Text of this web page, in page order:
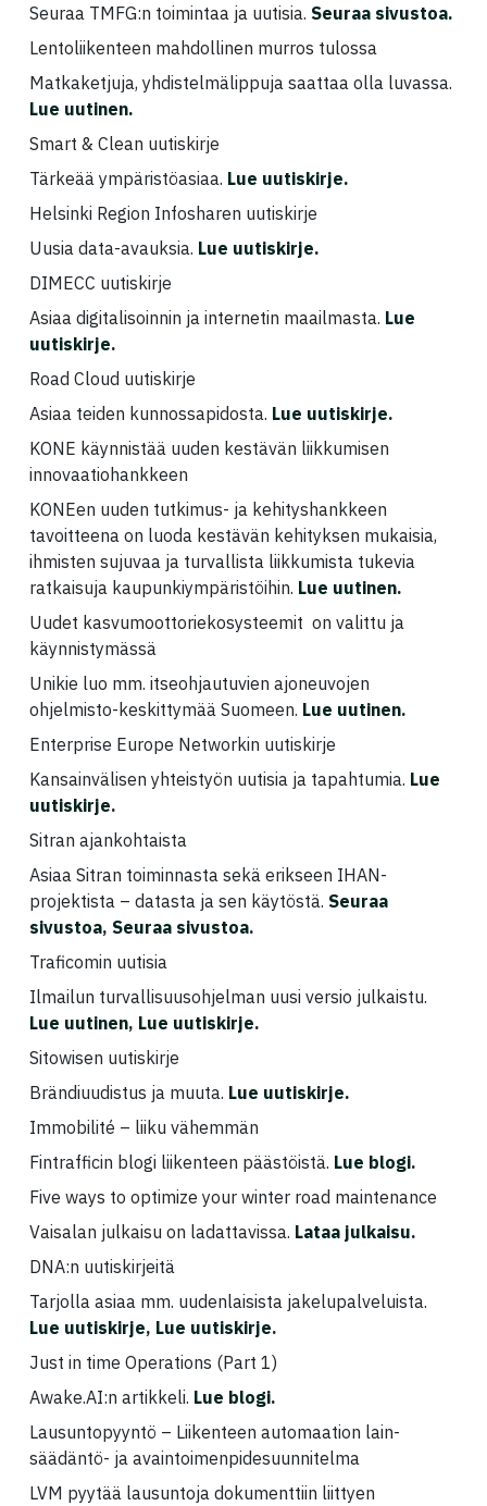
Seuraa TMFG:n toimintaa ja uutisia. Seuraa sivustoa.
Lentoliikenteen mahdollinen murros tulossa
Matkaketjuja, yhdistelmälippuja saattaa olla luvassa.
Lue uutinen.
Smart & Clean uutiskirje
Tärkeää ympäristöasiaa. Lue uutiskirje.
Helsinki Region Infosharen uutiskirje
Uusia data-avauksia. Lue uutiskirje.
DIMECC uutiskirje
Asiaa digitalisoinnin ja internetin maailmasta. Lue
uutiskirje.
Road Cloud uutiskirje
Asiaa teiden kunnossapidosta. Lue uutiskirje.
KONE käynnistää uuden kestävän liikkumisen
innovaatiohankkeen
KONEen uuden tutkimus- ja kehityshankkeen
tavoitteena on luoda kestävän kehityksen mukaisia,
ihmisten sujuvaa ja turvallista liikkumista tukevia
ratkaisuja kaupunkiympäristöihin. Lue uutinen.
Uudet kasvumoottoriekosysteemit on valittu ja
käynnistymässä
Unikie luo mm. itseohjautuvien ajoneuvojen
ohjelmisto-keskittymää Suomeen. Lue uutinen.
Enterprise Europe Networkin uutiskirje
Kansainvälisen yhteistyön uutisia ja tapahtumia. Lue
uutiskirje.
Sitran ajankohtaista
Asiaa Sitran toiminnasta sekä erikseen IHAN-
projektista – datasta ja sen käytöstä. Seuraa
sivustoa, Seuraa sivustoa.
Traficomin uutisia
Ilmailun turvallisuusohjelman uusi versio julkaistu.
Lue uutinen, Lue uutiskirje.
Sitowisen uutiskirje
Brändiuudistus ja muuta. Lue uutiskirje.
Immobilité – liiku vähemmän
Fintrafficin blogi liikenteen päästöistä. Lue blogi.
Five ways to optimize your winter road maintenance
Vaisalan julkaisu on ladattavissa. Lataa julkaisu.
DNA:n uutiskirjeitä
Tarjolla asiaa mm. uudenlaisista jakelupalveluista.
Lue uutiskirje, Lue uutiskirje.
Just in time Operations (Part 1)
Awake.AI:n artikkeli. Lue blogi.
Lausuntopyyntö – Liikenteen automaation lain-
säädäntö- ja avaintoimenpidesuunnitelma
LVM pyytää lausuntoja dokumenttiin liittyen